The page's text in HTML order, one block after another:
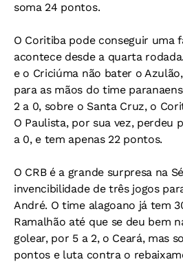
soma 24 pontos.
O Coritiba pode conseguir uma
acontece desde a quarta
e o Criciúma não bater o
para as mãos do time
2 a 0, sobre o Santa Cruz, o
O Paulista, por sua vez, perdeu
a 0, e tem apenas 22 pontos.
O CRB é a grande surpresa na
invencibilidade de três jogos
André. O time alagoano já tem
Ramalhão até que se deu bem
golear, por 5 a 2, o Ceará, mas
pontos e luta contra o